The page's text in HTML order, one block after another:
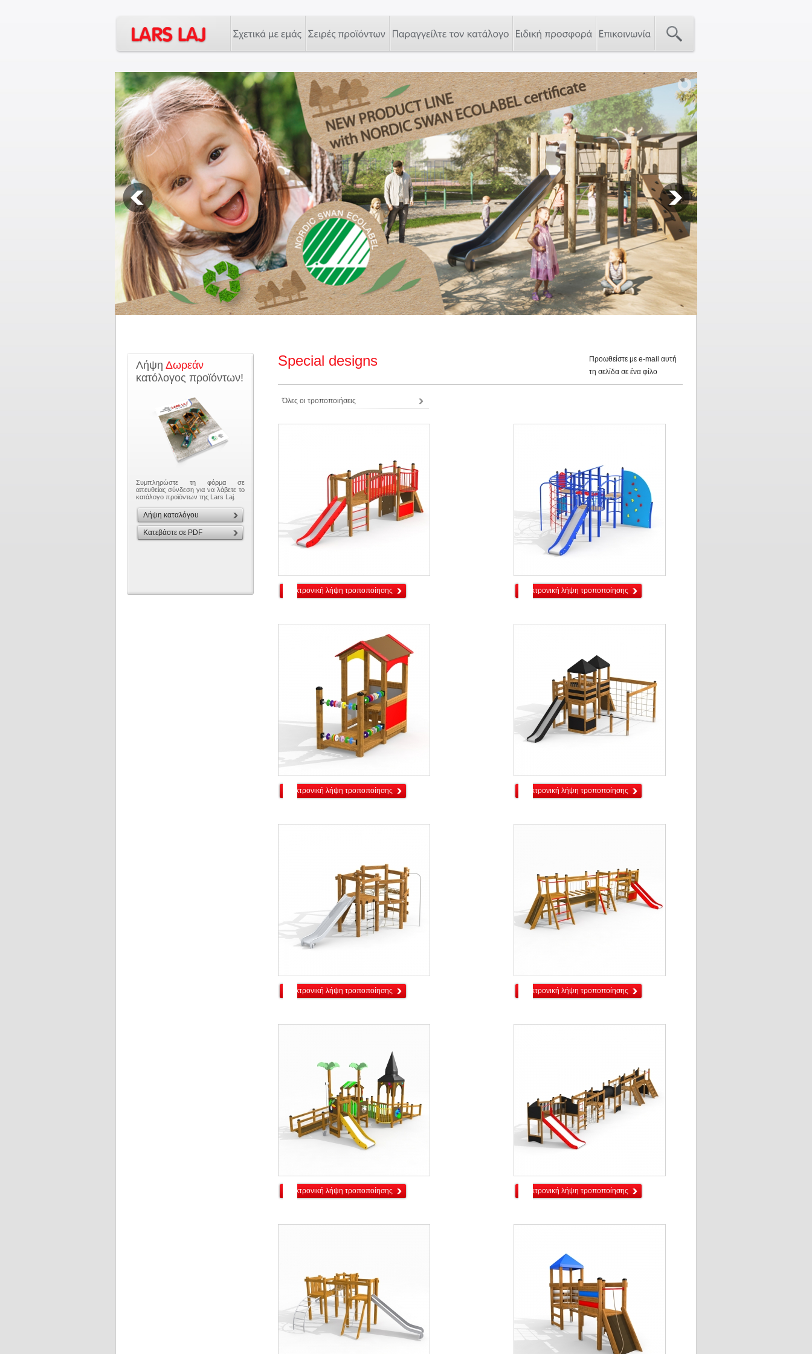
Λήψη Δωρεάν
κατόλογος προϊόντων!
Συμπληρώστε τη φόρμα σε
απευθείας σύνδεση για να λάβετε το
κατάλογο προϊόντων της Lars Laj.
Λήψη καταλόγου
Κατεβάστε σε PDF
Special designs
Προωθείστε με e-mail αυτή
τη σελίδα σε ένα φίλο
Όλες οι τροποποιήσεις
ηλεκτρονική λήψη τροποποίησης ηλεκτρονική λήψη τροποποίησης
ηλεκτρονική λήψη τροποποίησης ηλεκτρονική λήψη τροποποίησης
ηλεκτρονική λήψη τροποποίησης ηλεκτρονική λήψη τροποποίησης
ηλεκτρονική λήψη τροποποίησης ηλεκτρονική λήψη τροποποίησης